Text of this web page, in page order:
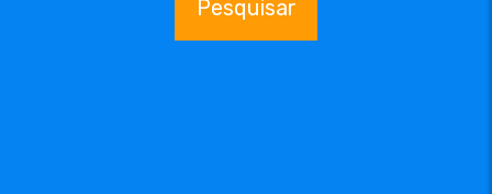
Pesquisar